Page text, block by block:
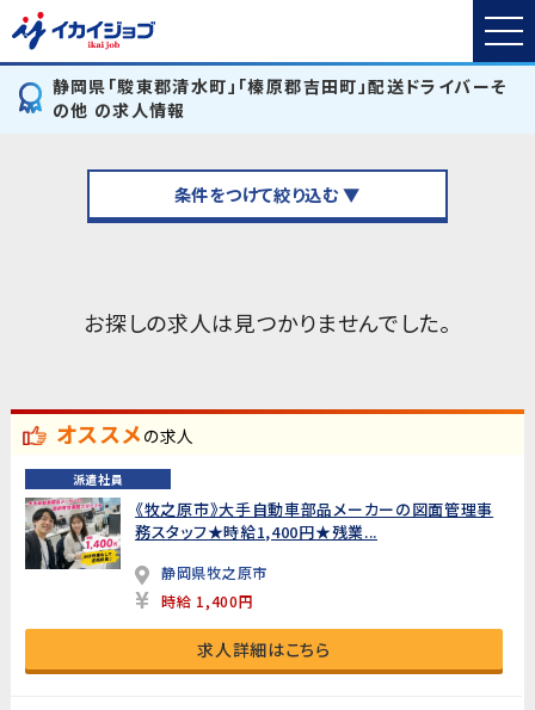
静岡県「駿東郡清水町」「榛原郡吉田町」配送ドライバーそ
の他 の求人情報
条件をつけて絞り込む ▼
お探しの求人は見つかりませんでした。
オススメの求人
派遣社員
《牧之原市》大手自動車部品メーカーの図面管理事
務スタッフ★時給1,400円★残業...
静岡県牧之原市
時給 1,400円
求人詳細はこちら